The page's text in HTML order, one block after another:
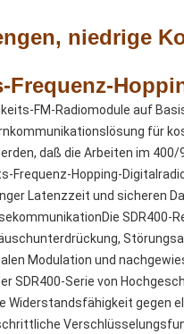
niedrige
FM-Radiomodule auf
für
daß die Arbeiten im
Frequenz-Hopping-
Latenzzeit und sicheren
SDR400-
Modulation und
SDR400-Serie von
Widerstandsfähigkeit gegen